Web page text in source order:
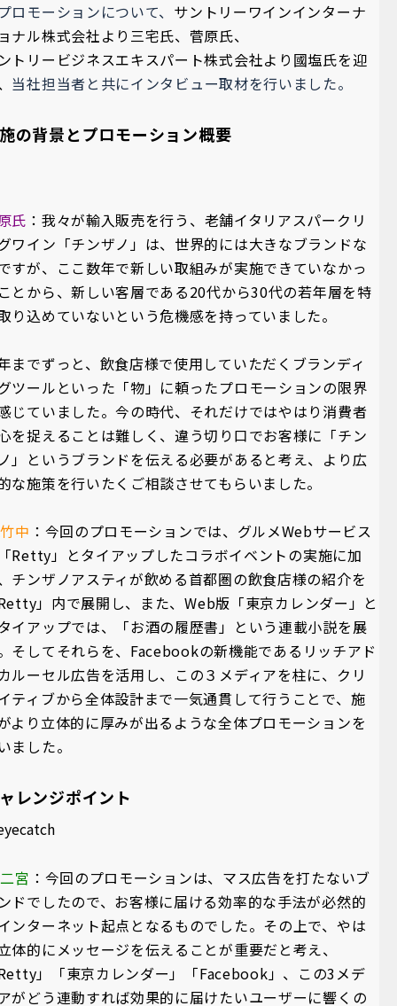
ロモーションについて、 サントリーワインインターナ
ナル株式会社より三宅氏、菅原氏、
トリービジネスエキスパート株式会社より國塩氏を迎
当社担当者と共にインタビュー取材を行いました。
の背景とプロモーション概要
氏 ：我々が輸入販売を行う、老舗イタリアスパークリ
ワイン「チンザノ」は、世界的には大きなブランドな
すが、ここ数年で新しい取組みが実施できていなかっ
とから、新しい客層である20代から30代の若年層を特
り込めていないという危機感を持っていました。
までずっと、飲食店様で使用していただくブランディ
ツールといった「物」に頼ったプロモーションの限界
じていました。今の時代、それだけではやはり消費者
を捉えることは難しく、違う切り口でお客様に「チン
」というブランドを伝える必要があると考え、より広
な施策を行いたくご相談させてもらいました。
中 ：今回のプロモーションでは、グルメWebサービス
Retty」とタイアップしたコラボイベントの実施に加
チンザノアスティが飲める首都圏の飲食店様の紹介を
」内で展開し、また、Web版「東京カレンダー」と
イアップでは、「お酒の履歴書」という連載小説を展
そしてそれらを、Facebookの新機能であるリッチアド
ルーセル広告を活用し、この３メディアを柱に、クリ
ティブから全体設計まで一気通貫して行うことで、施
より立体的に厚みが出るような全体プロモーションを
ました。
レンジポイント
宮 ：今回のプロモーションは、マス広告を打たないブ
ドでしたので、お客様に届ける効率的な手法が必然的
ンターネット起点となるものでした。その上で、やは
体的にメッセージを伝えることが重要だと考え、
」「東京カレンダー」「Facebook」、この3メデ
がどう連動すれば効果的に届けたいユーザーに響くの